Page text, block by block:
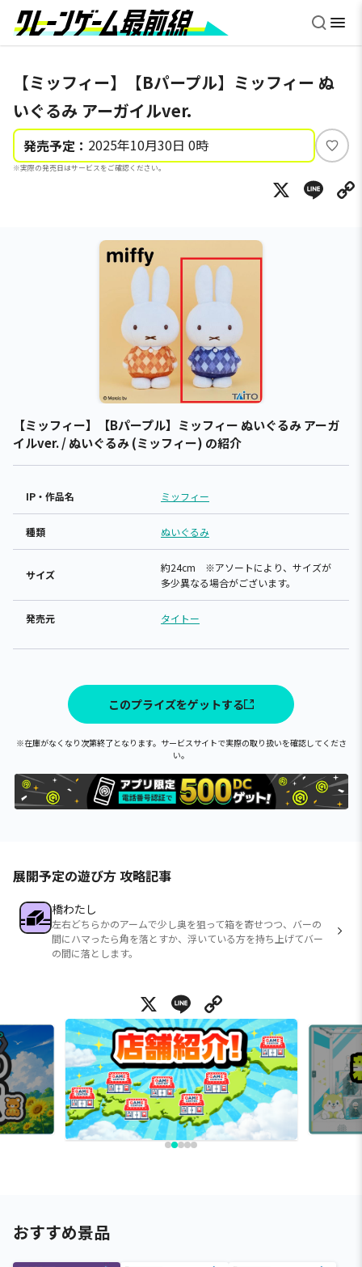
【ミッフィー】【Bパープル】ミッフィー ぬ
いぐるみ アーガイルver.
発売予定： 2025年10月30日 0時
※実際の発売日はサービスをご確認ください。
い
ね
X
【ミッフィー】【Bパープル】ミッフィー ぬいぐるみ アーガ
イルver. / ぬいぐるみ (ミッフィー) の紹介
IP・作品名 ミッフィー
種類 ぬいぐるみ
サイズ
約24cm ※アソートにより、サイズが
多少異なる場合がございます。
発売元 タイトー
このプライズをゲットする
※在庫がなくなり次第終了となります。サービスサイトで実際の取り扱いを確認してくださ
い。
展開予定の遊び方 攻略記事
橋わたし
左右どちらかのアームで少し奥を狙って箱を寄せつつ、バーの
間にハマったら角を落とすか、浮いている方を持ち上げてバー
の間に落とします。
X Line
おすすめ景品